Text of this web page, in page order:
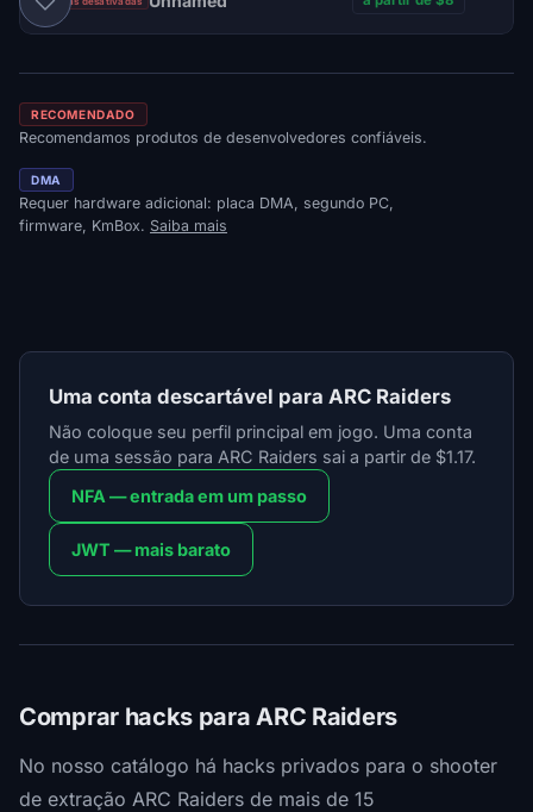
RECOMENDADO
Recomendamos produtos de desenvolvedores confiáveis.
DMA
Requer hardware adicional: placa DMA, segundo PC,
firmware, KmBox. Saiba mais
Uma conta descartável para ARC Raiders
Não coloque seu perfil principal em jogo. Uma conta
de uma sessão para ARC Raiders sai a partir de $1.17.
NFA — entrada em um passo
JWT — mais barato
Comprar hacks para ARC Raiders
No nosso catálogo há hacks privados para o shooter
de extração ARC Raiders de mais de 15